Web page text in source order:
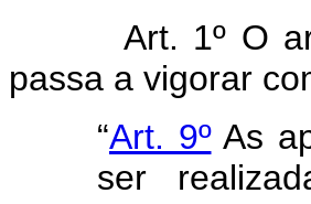
Art. 1º O
passa a vigorar
“Art. 9ºAs
ser